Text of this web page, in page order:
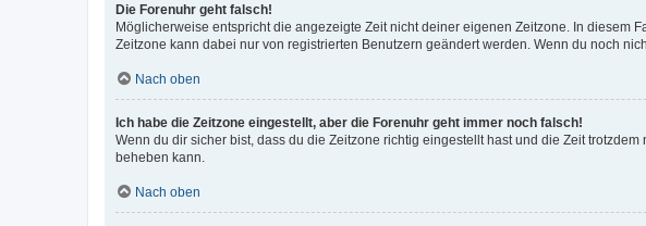
Die Forenuhr geht falsch!
Möglicherweise entspricht die angezeigte Zeit nicht deiner eigenen Zeitzone. In diesem
Zeitzone kann dabei nur von registrierten Benutzern geändert werden. Wenn du noch
Nach oben
Ich habe die Zeitzone eingestellt, aber die Forenuhr geht immer noch falsch!
Wenn du dir sicher bist, dass du die Zeitzone richtig eingestellt hast und die Zeit
beheben kann.
Nach oben